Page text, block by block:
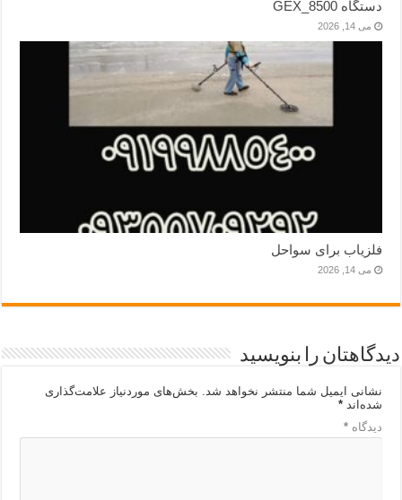
دستگاه GEX_8500
می 14, 2026
فلزیاب برای سواحل
می 14, 2026
دیدگاهتان را بنویسید
نشانی ایمیل شما منتشر نخواهد شد. بخش‌های موردنیاز علامت‌گذاری
شده‌اند*
دیدگاه*